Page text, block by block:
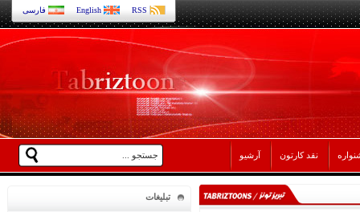
English RSS فارسی
نقد کارتون آرشیو
تبلیغات